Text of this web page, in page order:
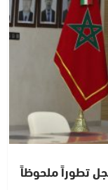
تطوراً ملحوظاً